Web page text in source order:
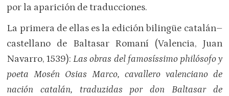
por la aparición de traducciones.
La primera de ellas es la edición bilingüe catalán–
castellano de Baltasar Romaní (Valencia, Juan
Navarro, 1539):Las obras del famosíssimo philósofo y
poeta Mosén Osias Marco, cavallero valenciano de
nación catalán, traduzidas por don Baltasar de